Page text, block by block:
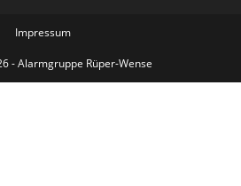
Impressum
- Alarmgruppe Rüper-Wense